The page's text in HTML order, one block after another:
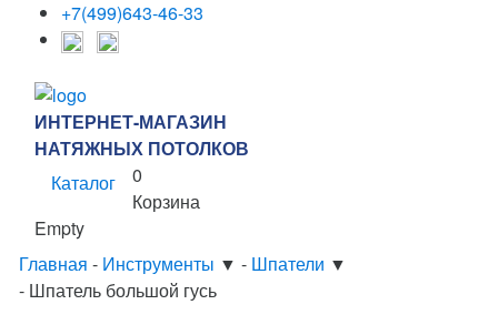
+7(499)643-46-33
ИНТЕРНЕТ-МАГАЗИН
НАТЯЖНЫХ ПОТОЛКОВ
Каталог
0
Корзина
Empty
Главная - Инструменты ▼ - Шпатели ▼
- Шпатель большой гусь